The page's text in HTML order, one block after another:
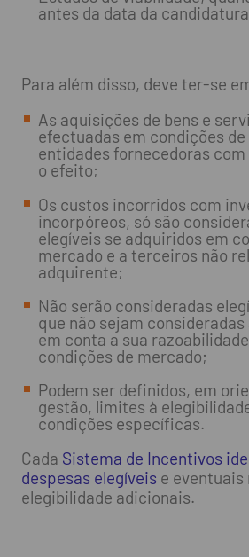
antes da data da
Para além disso, deve ter-se
As aquisições de bens e
efectuadas em condições
entidades fornecedoras
o efeito;
Os custos incorridos com
incorpóreos, só são
elegíveis se adquiridos em
mercado e a terceiros não
adquirente;
Não serão consideradas
que não sejam
em conta a sua
condições de mercado;
Podem ser definidos, em
gestão, limites à
condições específicas.
Cada Sistema de Incentivos
despesas elegíveis e
elegibilidade adicionais.